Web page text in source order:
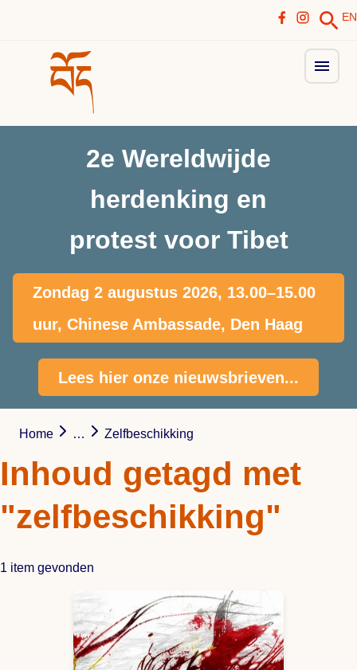
EN
2e Wereldwijde
herdenking en
protest voor Tibet
Zondag 2 augustus 2026, 13.00–15.00
uur, Chinese Ambassade, Den Haag
Lees hier onze nieuwsbrieven...
Home … Zelfbeschikking
Inhoud getagd met
"zelfbeschikking"
1 item gevonden